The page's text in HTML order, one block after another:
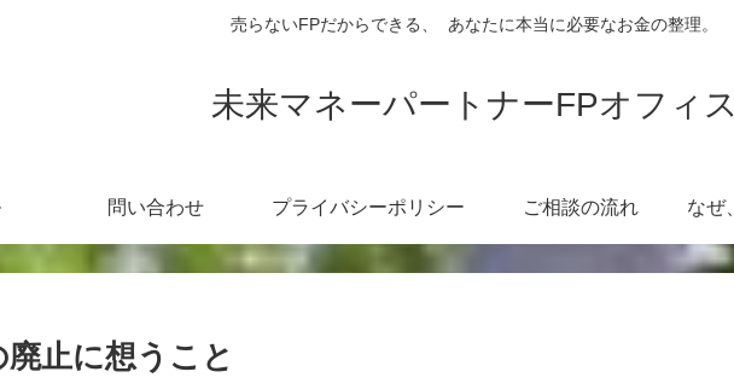
売らないFPだからできる、 あなたに本当に必要なお金の整理。
未来マネーパートナーFPオフィス
問い合わせ プライバシーポリシー ご相談の流れ
止に想うこと